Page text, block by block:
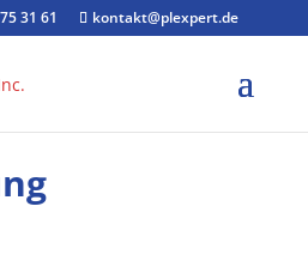
31 61 kontakt@plexpert.de